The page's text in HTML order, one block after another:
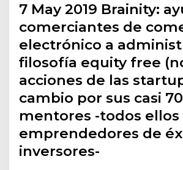
7 May 2019 Brainity:
comerciantes de
electrónico a
filosofía equity free
acciones de las
cambio por sus casi 70
mentores -todos ellos
emprendedores de
inversores-